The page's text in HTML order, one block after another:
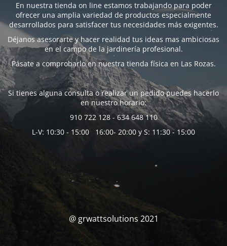
En nuestra tienda on line estamos trabajando para poder
ofrecer una amplia variedad de productos especialmente
desarrollados para satisfacer tus necesidades más exigentes.
Déjanos asesorarte y hacer realidad tus ideas mas ambiciosas
en el campo de la jardinería profesional.
Pásate a comprobarlo en nuestra tienda física en Las Rozas.
Si tienes alguna consulta o realizar un pedido puedes hacerlo
en nuestro horario:
910 722 128 - 634 648 110
L-V: 10:30 - 15:00 16:00- 20:00 y S: 11:30 - 15:00
@ grwattsolutions 2021